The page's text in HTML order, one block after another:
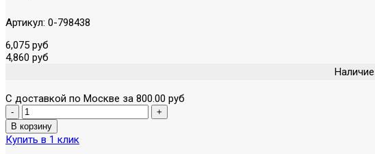
Артикул: 0-798438
6,075 руб
4,860 руб
С доставкой по Москве за 800.00 руб
Купить в 1 клик